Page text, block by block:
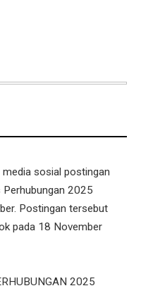
sosial postingan
Perhubungan 2025
Postingan tersebut
pada 18 November
2025